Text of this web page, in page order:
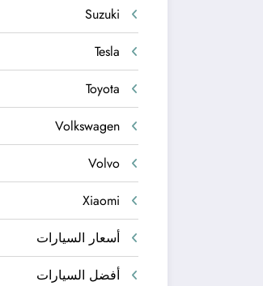
Suzuki
Tesla
Toyota
Volkswagen
Volvo
Xiaomi
أسعار السيارات
أفضل السيارات